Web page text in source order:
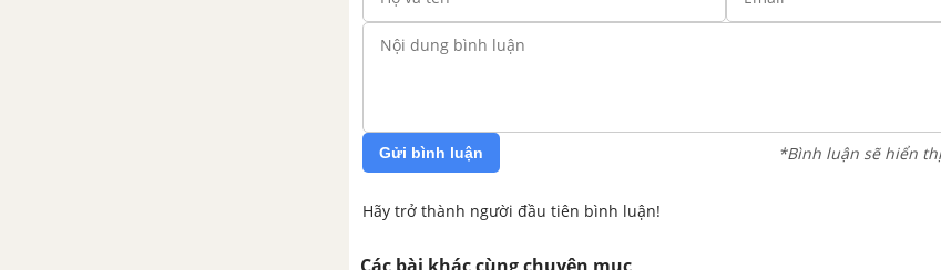
Gửi bình luận *Bình luận sẽ hiển
Hãy trở thành người đầu tiên bình luận!